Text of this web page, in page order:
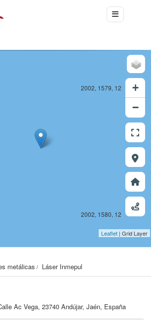
2002, 1579, 12
2002, 1580, 12
+
−
Leaflet | Grid Layer
metálicas Láser Inmepul
Ac Vega, 23740 Andújar, Jaén, España